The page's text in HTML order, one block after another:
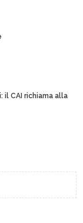
CAI richiama alla